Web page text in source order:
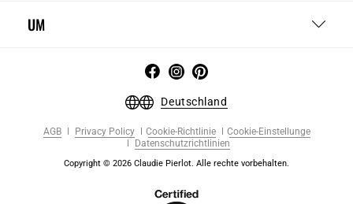
UM
Deutschland
AGB Privacy Policy Cookie-Richtlinie
Cookie-Einstellunge
Datenschutzrichtlinien
Copyright © 2026 Claudie Pierlot. Alle rechte vorbehalten.